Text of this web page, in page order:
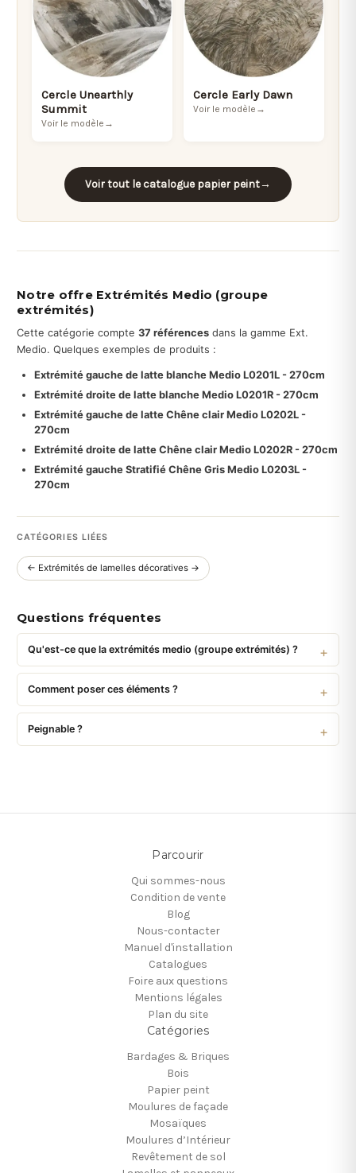
Cercle Unearthly
Summit
Voir le modèle →
Cercle Early Dawn
Voir le modèle →
Voir tout le catalogue papier peint→
Notre offre Extrémités Medio (groupe
extrémités)
Cette catégorie compte 37 références dans la gamme Ext.
Medio. Quelques exemples de produits :
Extrémité gauche de latte blanche Medio L0201L - 270cm
Extrémité droite de latte blanche Medio L0201R - 270cm
Extrémité gauche de latte Chêne clair Medio L0202L -
270cm
Extrémité droite de latte Chêne clair Medio L0202R - 270cm
Extrémité gauche Stratifié Chêne Gris Medio L0203L -
270cm
CATÉGORIES LIÉES
← Extrémités de lamelles décoratives →
Questions fréquentes
Qu'est-ce que la extrémités medio (groupe extrémités) ?
Comment poser ces éléments ?
Peignable ?
Parcourir
Qui sommes-nous
Condition de vente
Blog
Nous-contacter
Manuel d'installation
Catalogues
Foire aux questions
Mentions légales
Plan du site
Catégories
Bardages & Briques
Bois
Papier peint
Moulures de façade
Mosaïques
Moulures d’Intérieur
Revêtement de sol